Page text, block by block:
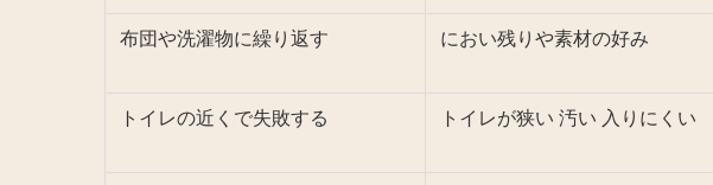
布団や洗濯物に繰り返す におい残りや素材の好み
トイレの近くで失敗する トイレが狭い 汚い 入りにくい